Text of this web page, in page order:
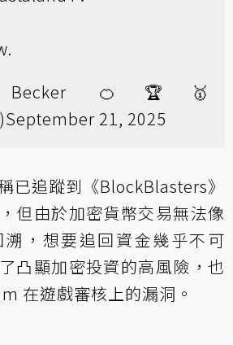
🍊🏆🥇
September 21, 2025
已追蹤到《BlockBlasters》
但由於加密貨幣交易無法像
，想要追回資金幾乎不可
凸顯加密投資的高風險，也
在遊戲審核上的漏洞。